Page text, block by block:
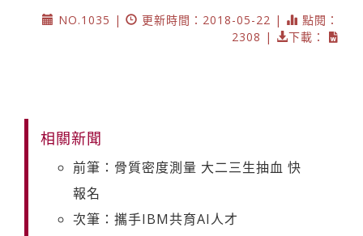
NO.1035 |
更新時間：2018-05-22 |
點閱：
2308 |
下載：
相關新聞
前筆：骨質密度測量 大二三生抽血 快
報名
次筆：攜手IBM共育AI人才